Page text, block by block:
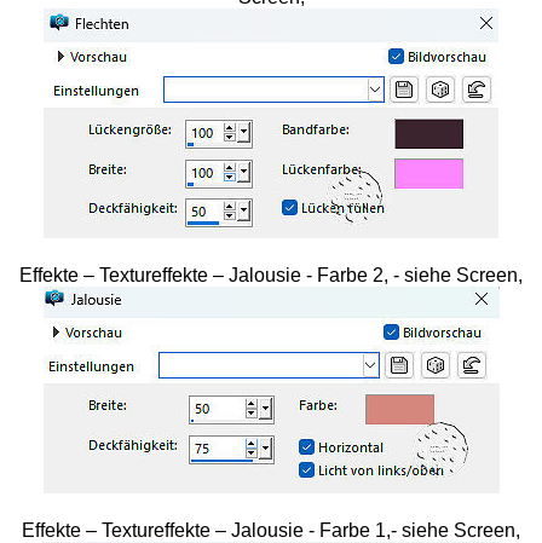
Effekte – Textureffekte – Jalousie - Farbe 2, - siehe Screen,
Effekte – Textureffekte – Jalousie - Farbe 1,- siehe Screen,